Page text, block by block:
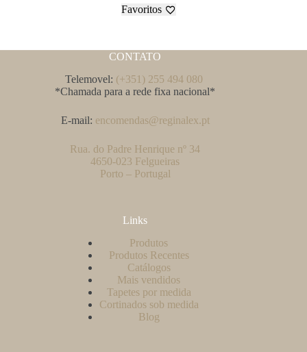
Favoritos
CONTATO
Telemovel: (+351) 255 494 080
*Chamada para a rede fixa nacional*
E-mail: encomendas@reginalex.pt
Rua. do Padre Henrique nº 34
4650-023 Felgueiras
Porto – Portugal
Links
Produtos
Produtos Recentes
Catálogos
Mais vendidos
Tapetes por medida
Cortinados sob medida
Blog